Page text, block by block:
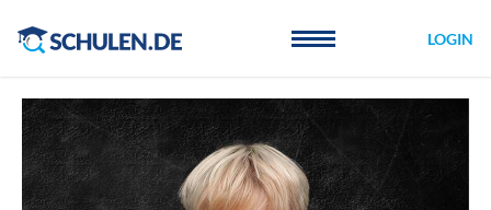
LOGIN